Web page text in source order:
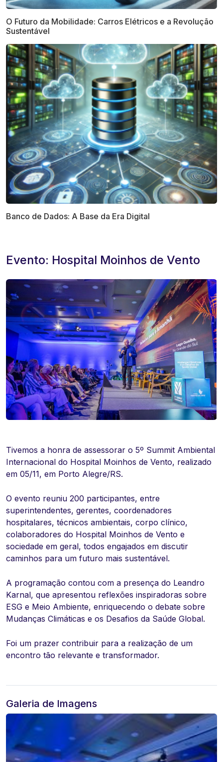
Evento: Hospital Moinhos de Vento
Tivemos a honra de assessorar o 5º Summit Ambiental
Internacional do Hospital Moinhos de Vento, realizado
em 05/11, em Porto Alegre/RS.
O evento reuniu 200 participantes, entre
superintendentes, gerentes, coordenadores
hospitalares, técnicos ambientais, corpo clínico,
colaboradores do Hospital Moinhos de Vento e
sociedade em geral, todos engajados em discutir
caminhos para um futuro mais sustentável.
A programação contou com a presença do Leandro
Karnal, que apresentou reflexões inspiradoras sobre
ESG e Meio Ambiente, enriquecendo o debate sobre
Mudanças Climáticas e os Desafios da Saúde Global.
Foi um prazer contribuir para a realização de um
encontro tão relevante e transformador.
Galeria de Imagens
O Futuro da Mobilidade: Carros Elétricos e a Revolução
Sustentável
Banco de Dados: A Base da Era Digital